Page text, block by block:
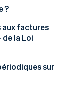
?
aux factures
la Loi
sur